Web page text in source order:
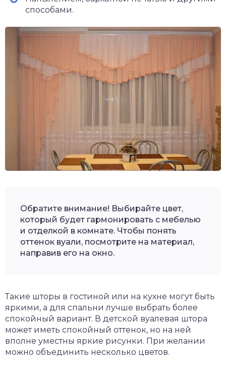
способами.
Обратите внимание! Выбирайте цвет,
который будет гармонировать с мебелью
и отделкой в комнате. Чтобы понять
оттенок вуали, посмотрите на материал,
направив его на окно.
Такие шторы в гостиной или на кухне могут быть
яркими, а для спальни лучше выбрать более
спокойный вариант. В детской вуалевая штора
может иметь спокойный оттенок, но на ней
вполне уместны яркие рисунки. При желании
можно объединить несколько цветов.